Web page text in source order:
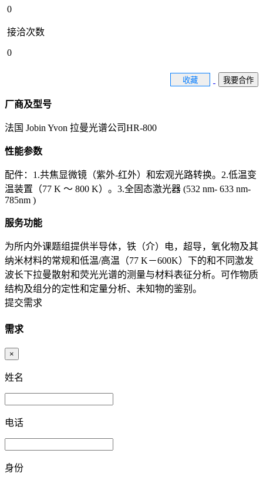
0
接洽次数
0
收藏 我要合作
厂商及型号
法国 Jobin Yvon 拉曼光谱公司HR-800
性能参数
配件：1.共焦显微镜（紫外-红外）和宏观光路转换。2.低温变
温装置（77 K ～ 800 K）。3.全固态激光器 (532 nm- 633 nm-
785nm )
服务功能
为所内外课题组提供半导体，铁（介）电，超导，氧化物及其
纳米材料的常规和低温/高温（77 K－600K）下的和不同激发
波长下拉曼散射和荧光光谱的测量与材料表征分析。可作物质
结构及组分的定性和定量分析、未知物的鉴别。
提交需求
需求
×
姓名
电话
身份